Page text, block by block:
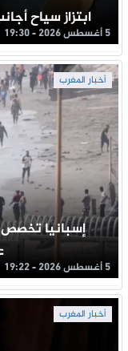
ابتزاز سياح
5 أغسطس 2026 - 19:30
أخبار المغرب
5 أغسطس 2026 - 19:22
أخبار المغرب